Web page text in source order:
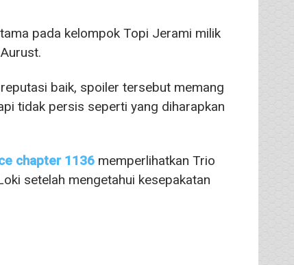
pada kelompok Topi Jerami milik
baik, spoiler tersebut memang
tidak persis seperti yang diharapkan
chapter 1136memperlihatkan Trio
setelah mengetahui kesepakatan